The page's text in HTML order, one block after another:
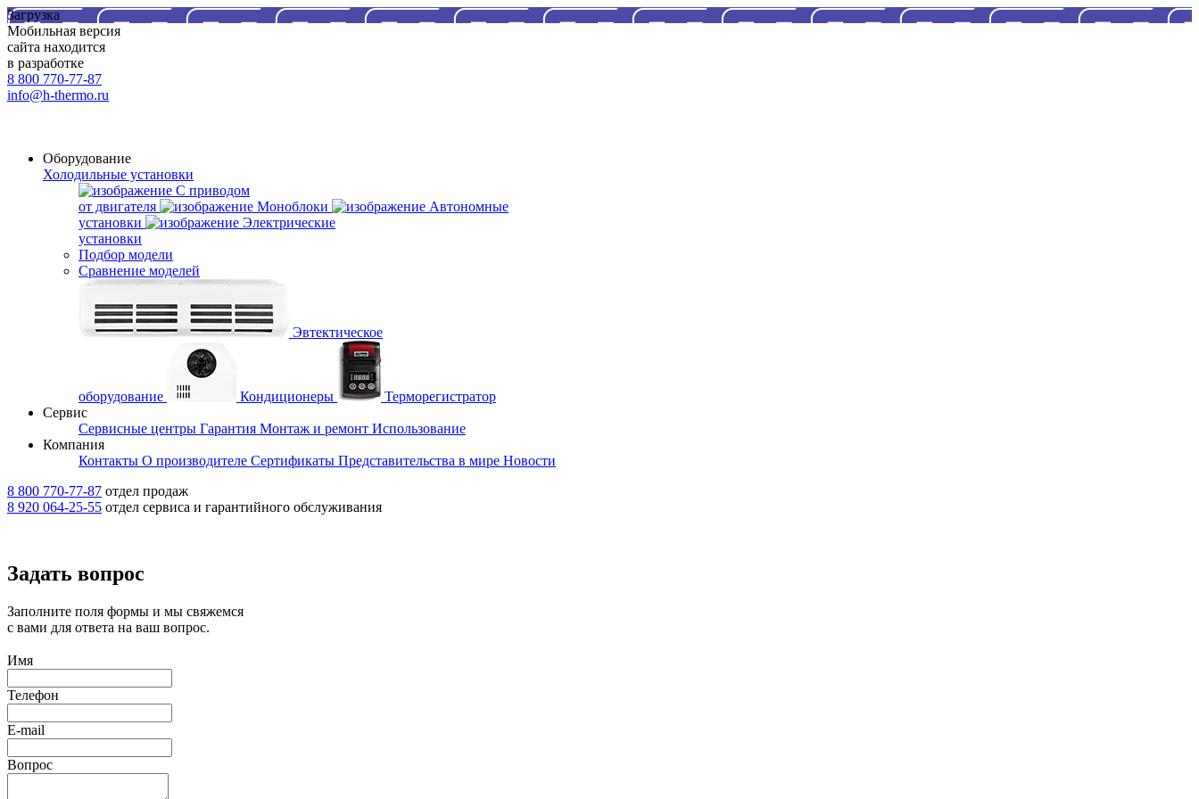
Загрузка
Мобильная версия
сайта находится
в разработке
8 800 770-77-87
info@h-thermo.ru
Оборудование
Холодильные установки
С приводом
от двигателя
Моноблоки
Автономные
установки
Электрические
установки
Подбор модели
Сравнение моделей
Эвтектическое
оборудование Кондиционеры
Терморегистратор
Сервис
Сервисные центры Гарантия Монтаж и ремонт Использование
Компания
Контакты О производителе Сертификаты Представительства в мире Новости
8 800 770-77-87 отдел продаж
8 920 064-25-55 отдел сервиса и гарантийного обслуживания
Задать вопрос
Заполните поля формы и мы свяжемся
с вами для ответа на ваш вопрос.
Имя
Телефон
E-mail
Вопрос